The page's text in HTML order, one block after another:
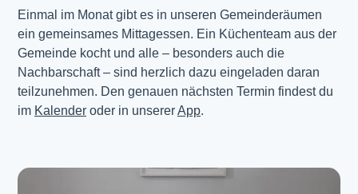
Einmal im Monat gibt es in unseren Gemeinderäumen
ein gemeinsames Mittagessen. Ein Küchenteam aus der
Gemeinde kocht und alle – besonders auch die
Nachbarschaft – sind herzlich dazu eingeladen daran
teilzunehmen. Den genauen nächsten Termin findest du
im Kalender oder in unserer App.